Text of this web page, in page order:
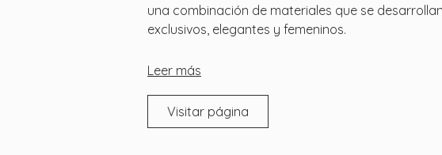
una combinación de materiales que se
exclusivos, elegantes y femeninos.
Leer más
Visitar página